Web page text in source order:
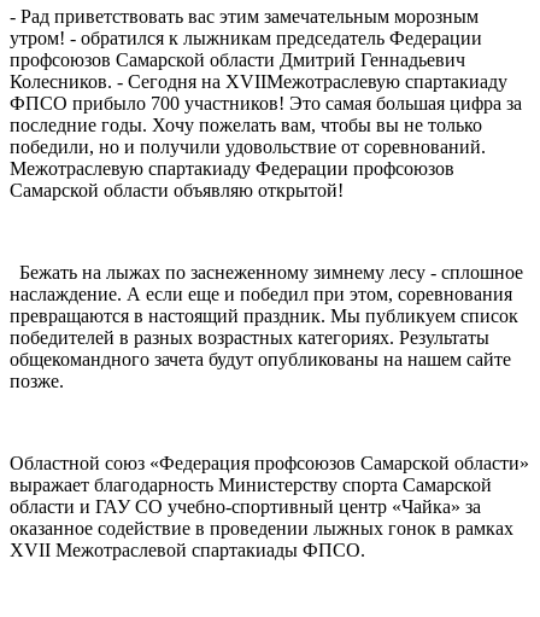
- Рад приветствовать вас этим замечательным морозным
утром! - обратился к лыжникам председатель Федерации
профсоюзов Самарской области Дмитрий Геннадьевич
Колесников. - Сегодня на XVIIМежотраслевую спартакиаду
ФПСО прибыло 700 участников! Это самая большая цифра за
последние годы. Хочу пожелать вам, чтобы вы не только
победили, но и получили удовольствие от соревнований.
Межотраслевую спартакиаду Федерации профсоюзов
Самарской области объявляю открытой!
Бежать на лыжах по заснеженному зимнему лесу - сплошное
наслаждение. А если еще и победил при этом, соревнования
превращаются в настоящий праздник. Мы публикуем список
победителей в разных возрастных категориях. Результаты
общекомандного зачета будут опубликованы на нашем сайте
позже.
Областной союз «Федерация профсоюзов Самарской области»
выражает благодарность Министерству спорта Самарской
области и ГАУ СО учебно-спортивный центр «Чайка» за
оказанное содействие в проведении лыжных гонок в рамках
XVII Межотраслевой спартакиады ФПСО.